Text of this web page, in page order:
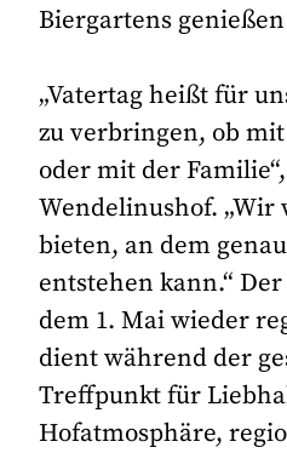
Biergartens
„Vatertag heißt für
zu verbringen, ob
oder mit der
Wendelinushof.
bieten, an dem
entstehen kann.“
dem 1. Mai wieder
dient während der
Treffpunkt für
Hofatmosphäre,